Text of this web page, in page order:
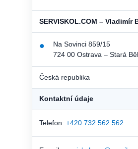
SERVISKOL.COM – Vladimír
●
Na Sovinci 859/15
724 00 Ostrava – Stará
Česká republika
Kontaktní údaje
Telefon: +420 732 562 562